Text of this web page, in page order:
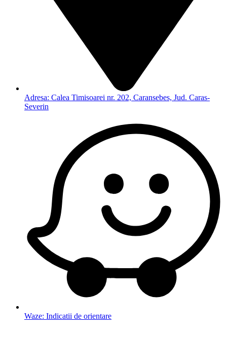
Adresa: Calea Timisoarei nr. 202, Caransebes, Jud. Caras-
Severin
Waze: Indicatii de orientare